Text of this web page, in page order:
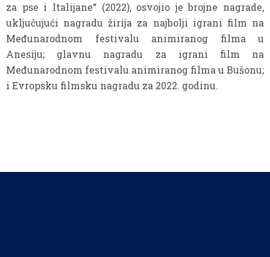
za pse i Italijane“ (2022), osvojio je brojne nagrade,
uključujući nagradu žirija za najbolji igrani film na
Međunarodnom festivalu animiranog filma u
Anesiju; glavnu nagradu za igrani film na
Međunarodnom festivalu animiranog filma u Bušonu;
i Evropsku filmsku nagradu za 2022. godinu.